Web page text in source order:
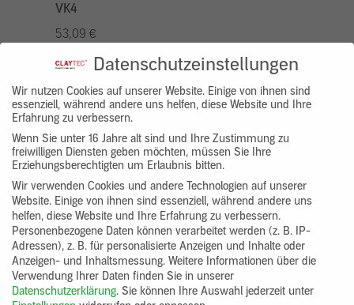
VK4
53,09 €
VK5
67,56 €
VK7
48,26 €
Gruppenprodukt
clayfix_lehm_anstrich
Datenschutzeinstellungen
Wir nutzen Cookies auf unserer Website. Einige von ihnen sind
essenziell, während andere uns helfen, diese Website und Ihre
Erfahrung zu verbessern.
Wenn Sie unter 16 Jahre alt sind und Ihre Zustimmung zu
freiwilligen Diensten geben möchten, müssen Sie Ihre
Erziehungsberechtigten um Erlaubnis bitten.
Wir verwenden Cookies und andere Technologien auf unserer
Website. Einige von ihnen sind essenziell, während andere uns
helfen, diese Website und Ihre Erfahrung zu verbessern.
Personenbezogene Daten können verarbeitet werden (z. B. IP-
Adressen), z. B. für personalisierte Anzeigen und Inhalte oder
Anzeigen- und Inhaltsmessung. Weitere Informationen über die
Verwendung Ihrer Daten finden Sie in unserer
Datenschutzerklärung. Sie können Ihre Auswahl jederzeit unter